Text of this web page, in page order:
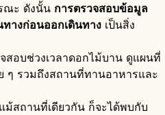
ณะ ดังนั้น การตรวจสอบข้อมูล
ทางก่อนออกเดินทาง เป็นสิ่ง
สอบช่วงเวลาดอกไม้บาน ดูแผนที่
ๆ รวมถึงสถานที่ทานอาหารและ
สถานที่เดียวกัน ก็จะได้พบกับ